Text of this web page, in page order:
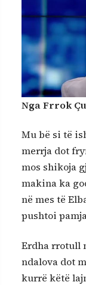
Nga Frrok
Mu bë si të
merrja dot
mos shikoja
makina ka
në mes të
pushtoi
Erdha rrotull
ndalova dot
kurrë këtë